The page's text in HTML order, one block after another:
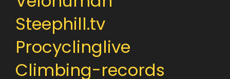
Steephill.tv
Procyclinglive
Climbing-records